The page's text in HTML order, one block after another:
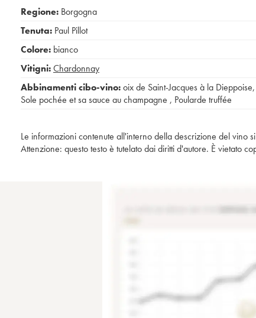
Regione: Borgogna
Tenuta: Paul Pillot
Colore: bianco
Vitigni:Chardonnay
Abbinamenti cibo-vino:oix de Saint-Jacques à la Dieppoise,
Sole pochée et sa sauce au champagne , Poularde truffée
Le informazioni contenute all'interno della descrizione del vino
Attenzione: questo testo è tutelato dai diritti d'autore. È vietato